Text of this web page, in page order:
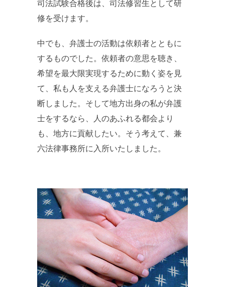
司法試験合格後は、司法修習生として研
修を受けます。
中でも、弁護士の活動は依頼者とともに
するものでした。依頼者の意思を聴き、
希望を最大限実現するために動く姿を見
て、私も人を支える弁護士になろうと決
断しました。そして地方出身の私が弁護
士をするなら、人のあふれる都会より
も、地方に貢献したい。そう考えて、兼
六法律事務所に入所いたしました。